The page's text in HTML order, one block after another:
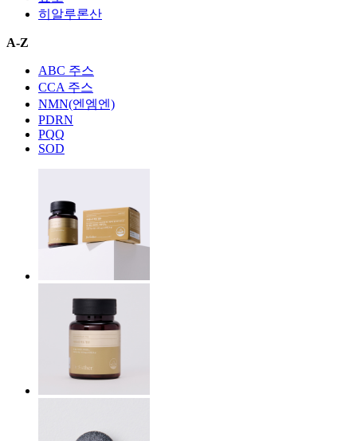
히알루론산
A-Z
ABC 주스
CCA 주스
NMN(엔엠엔)
PDRN
PQQ
SOD